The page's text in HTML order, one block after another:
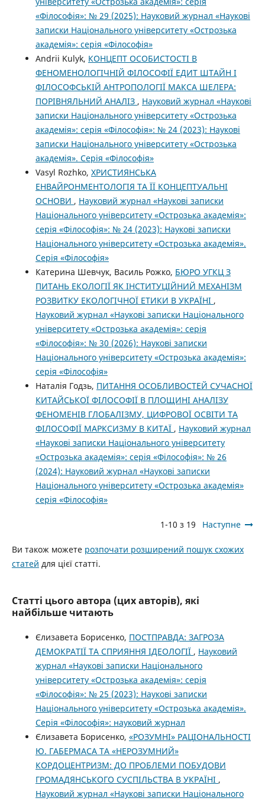
«Філософія»: № 29 (2025): Науковий журнал «Наукові
записки Національного університету «Острозька
академія»: серія «Філософія»
Andrii Kulyk, КОНЦЕПТ ОСОБИСТОСТІ В
ФЕНОМЕНОЛОГІЧНІЙ ФІЛОСОФІЇ ЕДИТ ШТАЙН І
ФІЛОСОФСЬКІЙ АНТРОПОЛОГІЇ МАКСА ШЕЛЕРА:
ПОРІВНЯЛЬНИЙ АНАЛІЗ , Науковий журнал «Наукові
записки Національного університету «Острозька
академія»: серія «Філософія»: № 24 (2023): Наукові
записки Національного університету «Острозька
академія». Серія «Філософія»
Vasyl Rozhko, ХРИСТИЯНСЬКА
ЕНВАЙРОНМЕНТОЛОГІЯ ТА ЇЇ КОНЦЕПТУАЛЬНІ
ОСНОВИ , Науковий журнал «Наукові записки
Національного університету «Острозька академія»:
серія «Філософія»: № 24 (2023): Наукові записки
Національного університету «Острозька академія».
Серія «Філософія»
Катерина Шевчук, Василь Рожко, БЮРО УГКЦ З
ПИТАНЬ ЕКОЛОГІЇ ЯК ІНСТИТУЦІЙНИЙ МЕХАНІЗМ
РОЗВИТКУ ЕКОЛОГІЧНОЇ ЕТИКИ В УКРАЇНІ ,
Науковий журнал «Наукові записки Національного
університету «Острозька академія»: серія
«Філософія»: № 30 (2026): Наукові записки
Національного університету «Острозька академія»:
серія «Філософія»
Наталія Годзь, ПИТАННЯ ОСОБЛИВОСТЕЙ СУЧАСНОЇ
КИТАЙСЬКОЇ ФІЛОСОФІЇ В ПЛОЩИНІ АНАЛІЗУ
ФЕНОМЕНІВ ГЛОБАЛІЗМУ, ЦИФРОВОЇ ОСВІТИ ТА
ФІЛОСОФІЇ МАРКСИЗМУ В КИТАЇ , Науковий журнал
«Наукові записки Національного університету
«Острозька академія»: серія «Філософія»: № 26
(2024): Науковий журнал «Наукові записки
Національного університету «Острозька академія»
серія «Філософія»
1-10 з 19 Наступне
Ви також можете розпочати розширений пошук схожих
статей для цієї статті.
Статті цього автора (цих авторів), які
найбільше читають
Єлизавета Борисенко, ПОСТПРАВДА: ЗАГРОЗА
ДЕМОКРАТІЇ ТА СПРИЯННЯ ІДЕОЛОГІЇ , Науковий
журнал «Наукові записки Національного
університету «Острозька академія»: серія
«Філософія»: № 25 (2023): Наукові записки
Національного університету «Острозька академія».
Серія «Філо­софія»: науковий журнал
Єлизавета Борисенко, «РОЗУМНІ» РАЦІОНАЛЬНОСТІ
Ю. ГАБЕРМАСА ТА «НЕРОЗУМНИЙ»
КОРДОЦЕНТРИЗМ: ДО ПРОБЛЕМИ ПОБУДОВИ
ГРОМАДЯНСЬКОГО СУСПІЛЬСТВА В УКРАЇНІ ,
Науковий журнал «Наукові записки Національного